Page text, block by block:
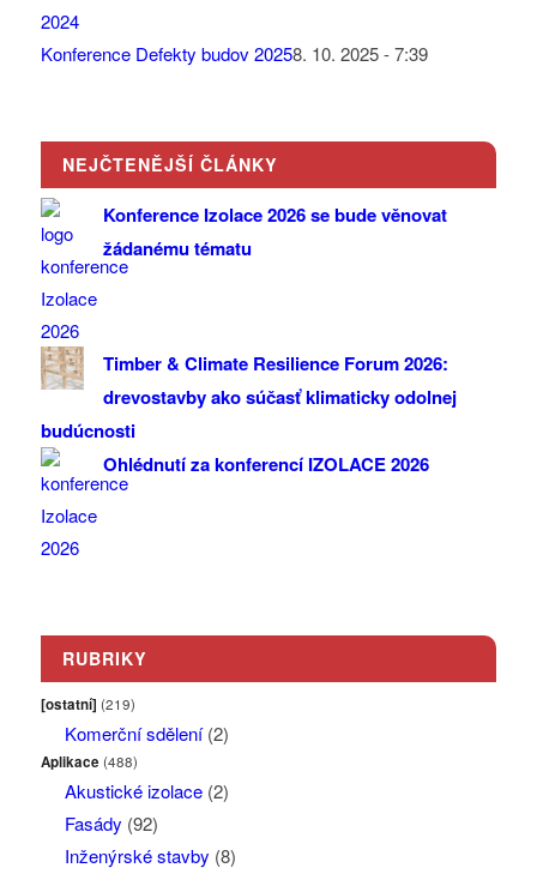
Konference Defekty budov 20258. 10. 2025 - 7:39
NEJČTENĚJŠÍ ČLÁNKY
Konference Izolace 2026 se bude věnovat
žádanému tématu
Timber & Climate Resilience Forum 2026:
drevostavby ako súčasť klimaticky odolnej
budúcnosti
Ohlédnutí za konferencí IZOLACE 2026
RUBRIKY
[ostatní] (219)
Komerční sdělení(2)
Aplikace (488)
Akustické izolace(2)
Fasády (92)
Inženýrské stavby (8)